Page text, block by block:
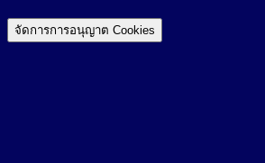
จัดการการอนุญาต Cookies